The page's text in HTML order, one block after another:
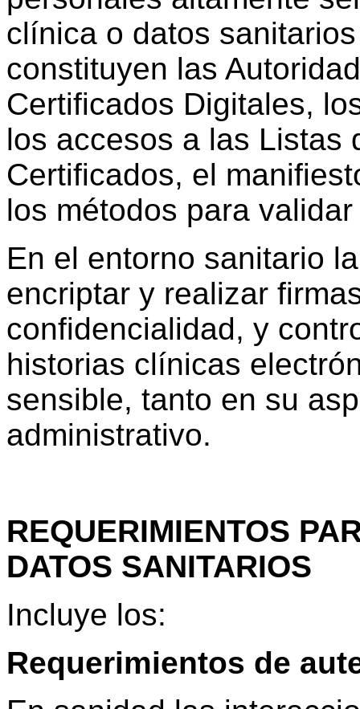
clínica o datos
constituyen las
Certificados Digitales,
los accesos a las Listas
Certificados, el
los métodos para
En el entorno sanitario
encriptar y realizar
confidencialidad, y
historias clínicas
sensible, tanto en su
administrativo.
REQUERIMIENTOS
DATOS SANITARIOS
Incluye los:
Requerimientos de